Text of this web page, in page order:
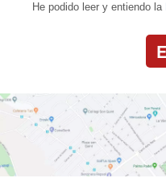
He podido leer y entiendo la